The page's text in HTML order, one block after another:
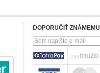
DOPORUČIŤ ZNÁMEMU